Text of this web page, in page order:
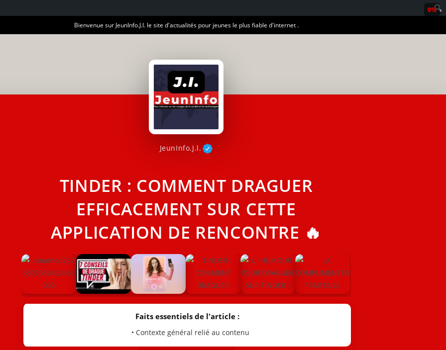
Bienvenue sur JeunInfo.J.I. le site d'actualités pour jeunes le plus fiable d'internet .
JeunInfo.J.l.
TINDER : COMMENT DRAGUER
EFFICACEMENT SUR CETTE
APPLICATION DE RENCONTRE 🔥
Faits essentiels de l'article :
• Contexte général relié au contenu
0%